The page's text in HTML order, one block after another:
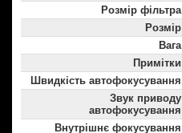
Розмір фільтра
Розмір
Вага
Примітки
Швидкість автофокусування
Звук приводу
автофокусування
Внутрішнє фокусування